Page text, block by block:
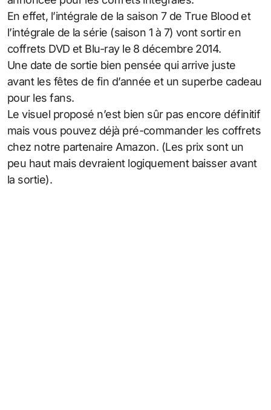
En effet, l’intégrale de la saison 7 de True Blood et
l’intégrale de la série (saison 1 à 7) vont sortir en
coffrets DVD et Blu-ray le 8 décembre 2014.
Une date de sortie bien pensée qui arrive juste
avant les fêtes de fin d’année et un superbe cadeau
pour les fans.
Le visuel proposé n’est bien sûr pas encore définitif
mais vous pouvez déjà pré-commander les coffrets
chez notre partenaire Amazon. (Les prix sont un
peu haut mais devraient logiquement baisser avant
la sortie).